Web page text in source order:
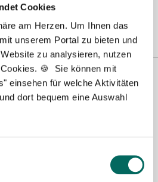
Cookies
am Herzen. Um Ihnen das
unserem Portal zu bieten und
zu analysieren, nutzen
🍪 Sie können mit
einsehen für welche Aktivitäten
dort bequem eine Auswahl